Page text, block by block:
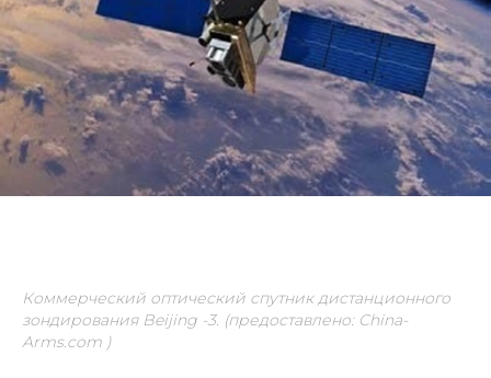
Коммерческий оптический спутник дистанционного
зондирования Beijing -3. (предоставлено: China-
Arms.com )